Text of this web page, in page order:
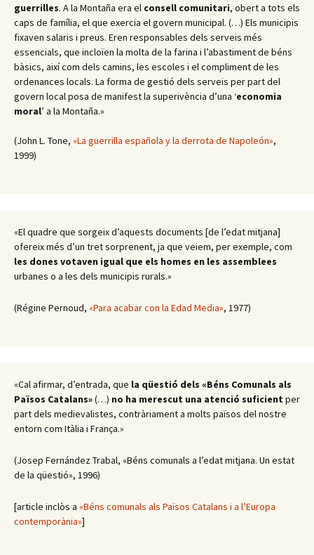
guerrilles. A la Montaña era el consell comunitari, obert a tots els
caps de família, el que exercia el govern municipal. (…) Els municipis
fixaven salaris i preus. Eren responsables dels serveis més
essencials, que incloïen la molta de la farina i l’abastiment de béns
bàsics, així com dels camins, les escoles i el compliment de les
ordenances locals. La forma de gestió dels serveis per part del
govern local posa de manifest la superivència d’una ‘economia
moral’ a la Montaña.»
(John L. Tone, «La guerrilla española y la derrota de Napoleón»,
1999)
«El quadre que sorgeix d’aquests documents [de l’edat mitjana]
ofereix més d’un tret sorprenent, ja que veiem, per exemple, com
les dones votaven igual que els homes en les assemblees
urbanes o a les dels municipis rurals.»
(Régine Pernoud, «Para acabar con la Edad Media», 1977)
«Cal afirmar, d’entrada, que la qüestió dels «Béns Comunals als
Països Catalans»(…) no ha merescut una atenció suficient per
part dels medievalistes, contràriament a molts països del nostre
entorn com Itàlia i França.»
(Josep Fernández Trabal, «Béns comunals a l’edat mitjana. Un estat
de la qüestió», 1996)
[article inclòs a «Béns comunals als Països Catalans i a l’Europa
contemporània»]